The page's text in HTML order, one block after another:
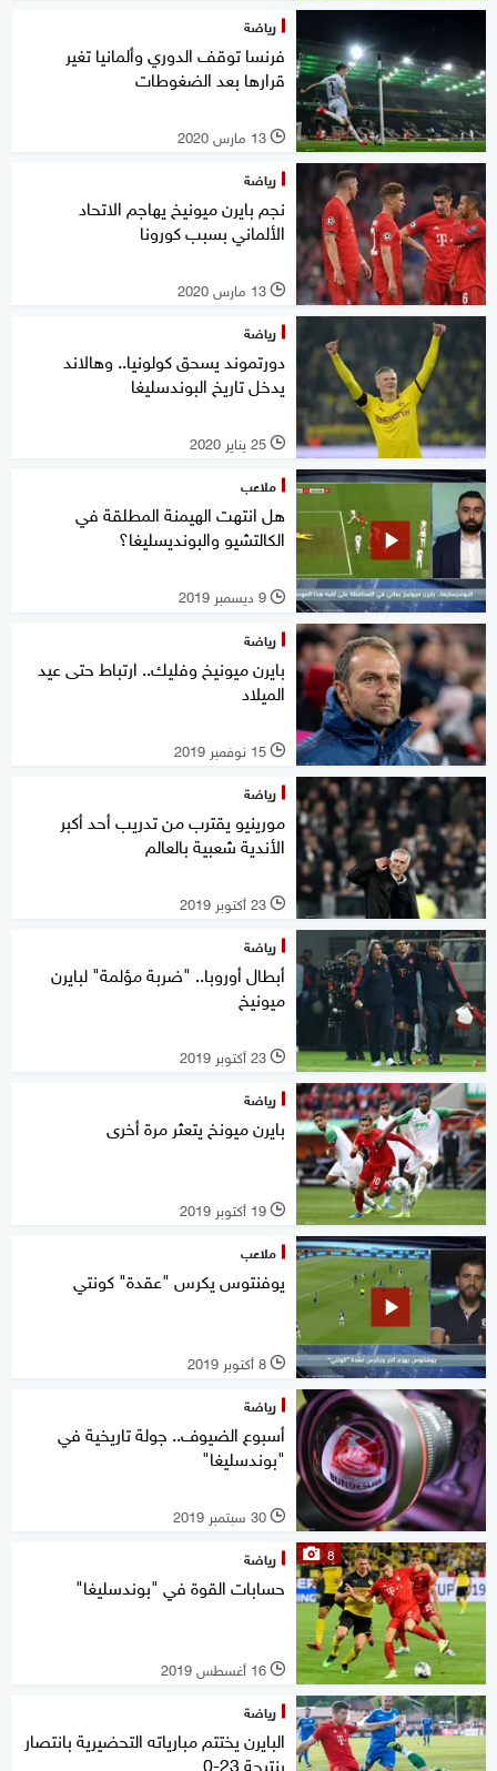
رياضة
فرنسا توقف الدوري وألمانيا تغير
قرارها بعد الضغوطات
l 13 مارس 2020
رياضة
نجم بايرن ميونيخ يهاجم الاتحاد
الألماني بسبب كورونا
l 13 مارس 2020
رياضة
دورتموند يسحق كولونيا.. وهالاند
يدخل تاريخ البوندسليغا
l 25 يناير 2020
ملاعب
هل انتهت الهيمنة المطلقة في
الكالتشيو والبونديسليغا؟
l 9 ديسمبر 2019
رياضة
بايرن ميونيخ وفليك.. ارتباط حتى عيد
الميلاد
l 15 نوفمبر 2019
رياضة
مورينيو يقترب من تدريب أحد أكبر
الأندية شعبية بالعالم
l 23 أكتوبر 2019
رياضة
أبطال أوروبا.. "ضربة مؤلمة" لبايرن
ميونيخ
l 23 أكتوبر 2019
رياضة
بايرن ميونخ يتعثر مرة أخرى
l 19 أكتوبر 2019
ملاعب
يوفنتوس يكرس "عقدة" كونتي
l 8 أكتوبر 2019
رياضة
أسبوع الضيوف.. جولة تاريخية في
"بوندسليغا"
l 30 سبتمبر 2019
8 رياضة
حسابات القوة في "بوندسليغا"
l 16 أغسطس 2019
رياضة
البايرن يختتم مبارياته التحضيرية بانتصار
بنتيجة 23-0